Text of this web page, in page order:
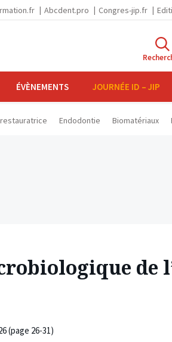
Abcdent.pro Congres-jip.fr
ÉVÈNEMENTS JOURNÉE ID – JIP
Endodontie Biomatériaux
de
(page 26-31)